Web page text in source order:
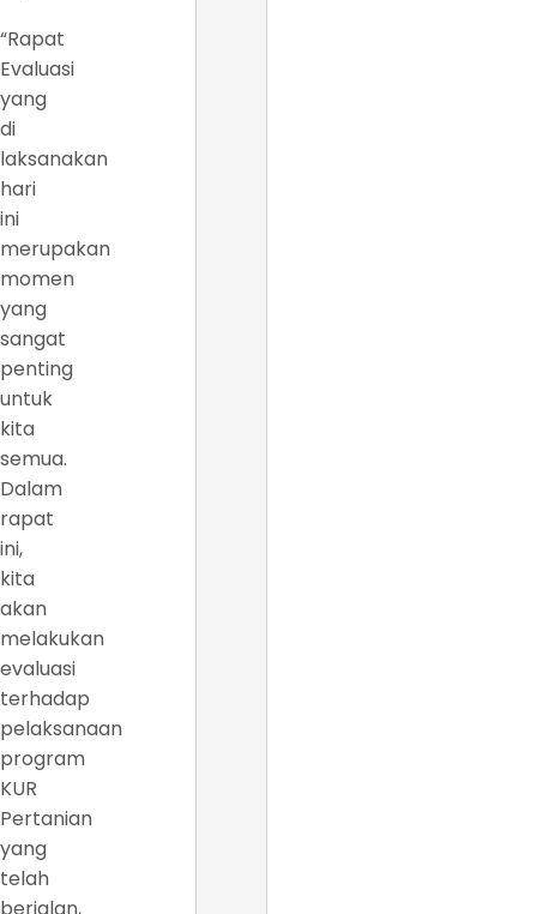
“Rapat
Evaluasi
yang
di
laksanakan
hari
ini
merupakan
momen
yang
sangat
penting
untuk
kita
semua.
Dalam
rapat
ini,
kita
akan
melakukan
evaluasi
terhadap
pelaksanaan
program
KUR
Pertanian
yang
telah
berjalan,